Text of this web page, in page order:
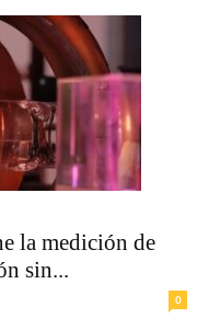
la medición de
sin...
0